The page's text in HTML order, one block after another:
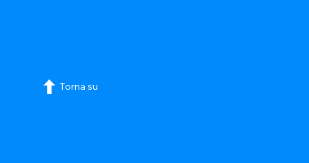
Torna su